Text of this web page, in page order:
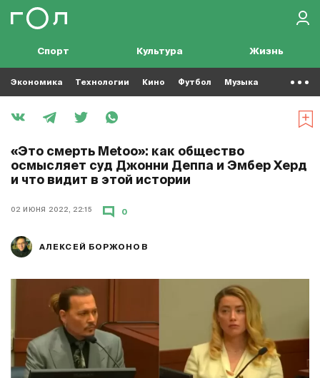
Спорт Культура Жизнь
Экономика Технологии Кино Футбол Музыка
«Это смерть Metoo»: как общество
осмысляет суд Джонни Деппа и Эмбер Херд
и что видит в этой истории
02 ИЮНЯ 2022, 22:15
АЛЕКСЕЙ БОРЖОНОВ
0